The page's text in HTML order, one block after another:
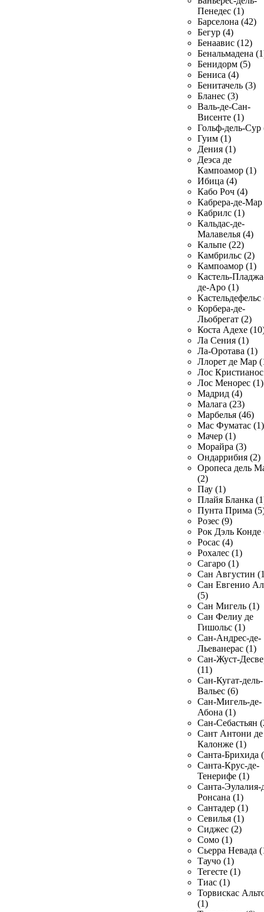
Пенедес (1)
Барселона (42)
Бегур (4)
Бенаавис (12)
Бенальмадена
Бенидорм (5)
Бениса (4)
Бенитачель (3)
Бланес (3)
Валь-де-Сан-
Висенте (1)
Гольф-дель-Сур
Гуим (1)
Дения (1)
Деэса де
Кампоамор (1)
Ибица (4)
Кабо Роч (4)
Кабрера-де-Мар
Кабрилс (1)
Кальдас-де-
Малавелья (4)
Кальпе (22)
Камбрильс (2)
Кампоамор (1)
Кастель-
де-Аро (1)
Кастельдефельс
Корбера-де-
Льобрегат (2)
Коста Адехе
Ла Сения (1)
Ла-Оротава (1)
Ллорет де Мар
Лос
Лос Менорес (1)
Мадрид (4)
Малага (23)
Марбелья (46)
Мас Фуматас (1)
Мачер (1)
Морайра (3)
Ондаррибия (2)
Оропеса дель
(2)
Пау (1)
Плайя Бланка
Пунта Прима
Розес (9)
Рок Дэль Конде
Росас (4)
Рохалес (1)
Сагаро (1)
Сан Августин
Сан Евгенио
(5)
Сан Мигель (1)
Сан Фелиу де
Гишольс (1)
Сан-Андрес-де-
Льеванерас (1)
Сан-Жуст-
(11)
Сан-Кугат-дель-
Вальес (6)
Сан-Мигель-де-
Абона (1)
Сан-Себастьян
Сант Антони де
Калонже (1)
Санта-Брихида
Санта-Крус-де-
Тенерифе (1)
Санта-Эулалия-
Ронсана (1)
Сантадер (1)
Севилья (1)
Сиджес (2)
Сомо (1)
Сьерра Невада
Таучо (1)
Тегесте (1)
Тиас (1)
Торвискас
(1)